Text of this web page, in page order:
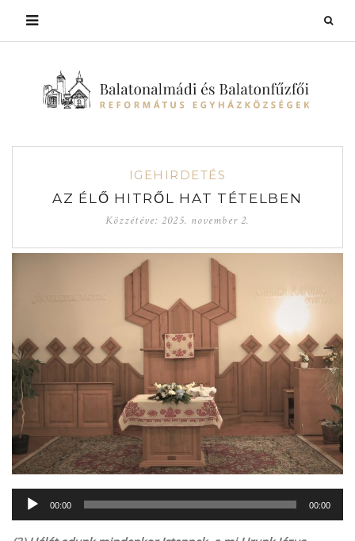
IGEHIRDETÉS
AZ ÉLŐ HITRŐL HAT TÉTELBEN
Közzétéve:2025. november 2.
Audió
00:00 00:00